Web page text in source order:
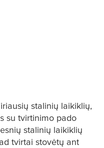
stalinių laikiklių,
su tvirtinimo pado
stalinių laikiklių
tvirtai stovėtų ant